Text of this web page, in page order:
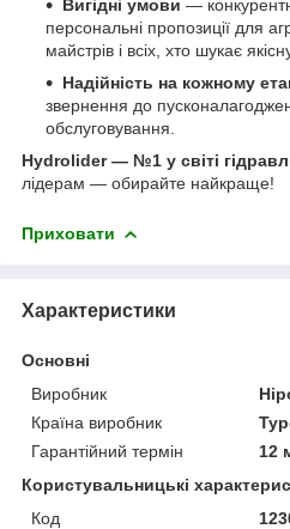
Вигідні умови —
персональні пропозиції для
майстрів і всіх, хто шукає
Надійність на кожному
звернення до
обслуговування.
Hydrolider — №1 у світі
лідерам — обирайте найкраще!
Приховати
Характеристики
Основні
Виробник
Країна виробник
Гарантійний термін
12
Користувальницькі
Код